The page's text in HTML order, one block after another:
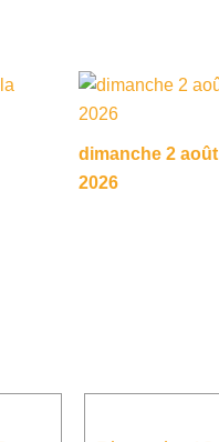
dimanche 2 août
2026